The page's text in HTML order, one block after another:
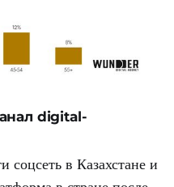
digital-
соцсеть в Казахстане и